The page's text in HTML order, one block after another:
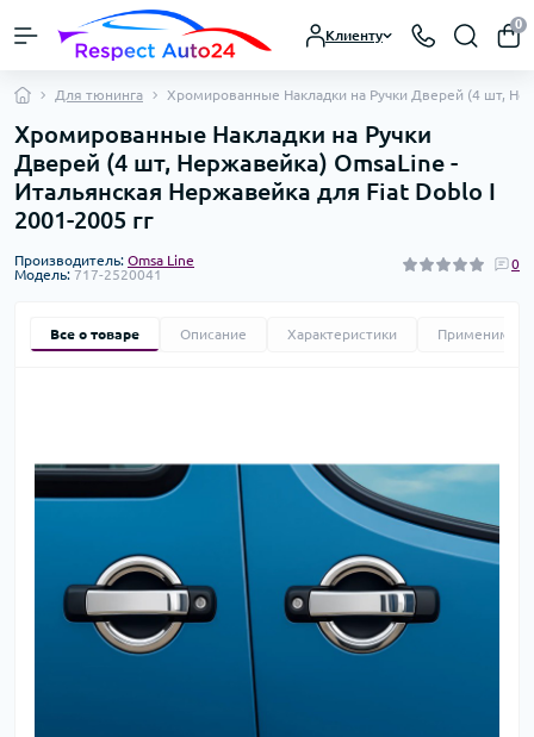
Клиенту
0
Для тюнинга Хромированные Накладки на Ручки Дверей (4 шт,
Хромированные Накладки на Ручки
Дверей (4 шт, Нержавейка) OmsaLine -
Итальянская Нержавейка для Fiat Doblo I
2001-2005 гг
Производитель: Omsa Line
Модель: 717-2520041
0
Все о товаре Описание Характеристики